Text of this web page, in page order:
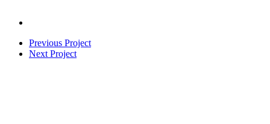
Previous Project
Next Project